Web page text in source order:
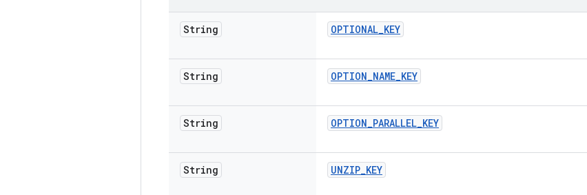
String OPTIONAL_KEY
String OPTION_NAME_KEY
String OPTION_PARALLEL_KEY
String UNZIP_KEY